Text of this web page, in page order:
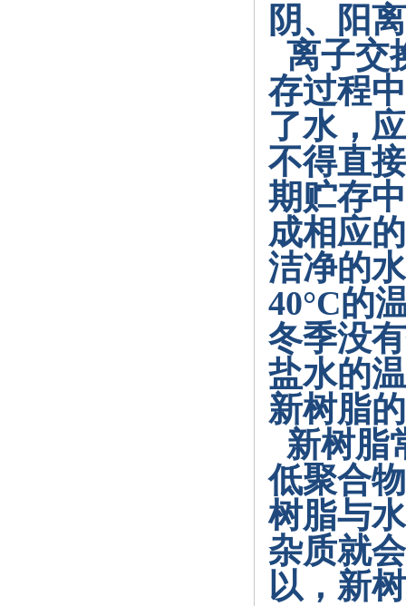
阴、阳
离子交
存过程
了水，
不得直
期贮存
成相应
洁净的
40°C的
冬季没
盐水的
新树脂
新树脂
低聚合
树脂与
杂质就
以，新